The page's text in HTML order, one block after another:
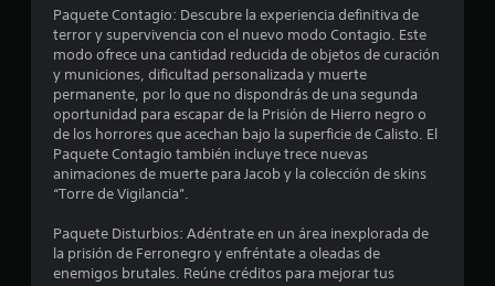
:
4
.
7
8
e
Paquete Contagio: Descubre la experiencia definitiva de
terror y supervivencia con el nuevo modo Contagio. Este
modo ofrece una cantidad reducida de objetos de curación
y municiones, dificultad personalizada y muerte
permanente, por lo que no dispondrás de una segunda
oportunidad para escapar de la Prisión de Hierro negro o
de los horrores que acechan bajo la superficie de Calisto. El
Paquete Contagio también incluye trece nuevas
animaciones de muerte para Jacob y la colección de skins
“Torre de Vigilancia”.
Paquete Disturbios: Adéntrate en un área inexplorada de
la prisión de Ferronegro y enfréntate a oleadas de
enemigos brutales. Reúne créditos para mejorar tus